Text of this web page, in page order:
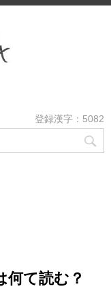
登録漢字：5082
何て読む？